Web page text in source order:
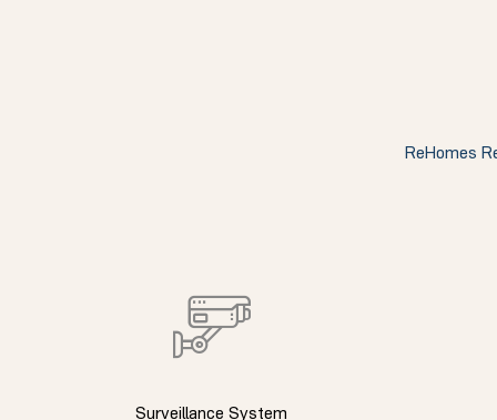
ReHomes
Surveillance System